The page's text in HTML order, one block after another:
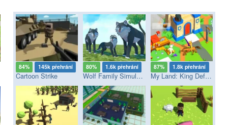
84% 145k přehrání
Cartoon Strike
80% 1.6k přehrání
Wolf Family Simulator
87% 1.8k přehrání
My Land: King Defender